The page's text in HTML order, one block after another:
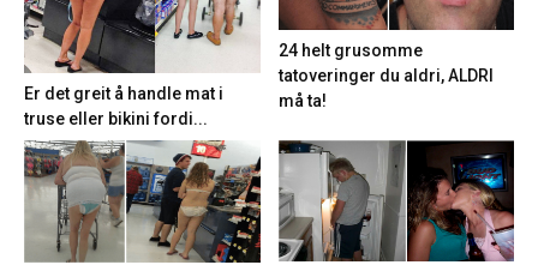
Er det greit å handle mat i
truse eller bikini fordi...
24 helt grusomme
tatoveringer du aldri, ALDRI
må ta!